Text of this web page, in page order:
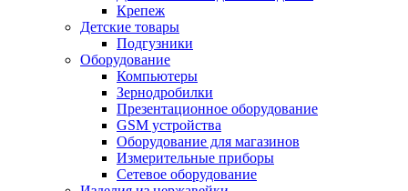
Крепеж
Детские товары
Подгузники
Оборудование
Компьютеры
Зернодробилки
Презентационное оборудование
GSM устройства
Оборудование для магазинов
Измерительные приборы
Сетевое оборудование